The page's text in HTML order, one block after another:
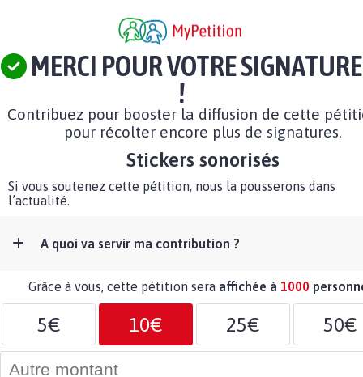
MERCI POUR VOTRE SIGNATURE
!
Contribuez pour booster la diffusion de cette
pour récolter encore plus de signatures.
Stickers sonorisés
Si vous soutenez cette pétition, nous la pousserons dans
l’actualité.
A quoi va servir ma contribution ?
Grâce à vous, cette pétition sera affichée à 1000
5€ 10€ 25€ 50€